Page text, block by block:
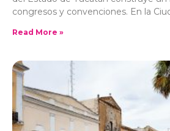
congresos y convenciones. En la
Read More »